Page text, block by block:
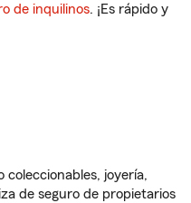
de inquilinos. ¡Es rápido y
joyería,
de seguro de propietarios